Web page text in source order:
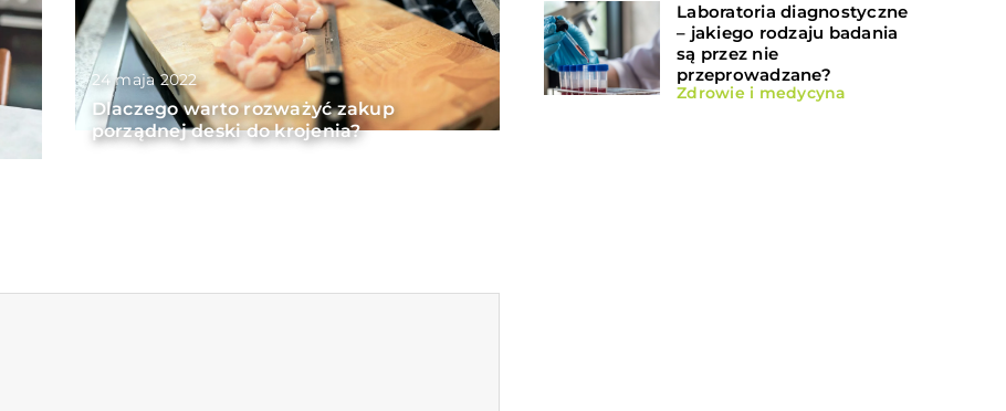
24 maja 2022
Dlaczego warto rozważyć zakup
porządnej deski do krojenia?
Laboratoria diagnostyczne
– jakiego rodzaju badania
są przez nie
przeprowadzane?
Zdrowie i medycyna